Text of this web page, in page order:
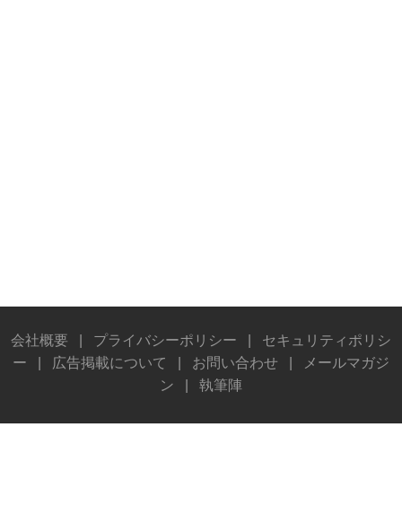
会社概要 プライバシーポリシー
セキュリティポリシ
ー
広告掲載について お問い合わせ
メールマガジ
ン
執筆陣